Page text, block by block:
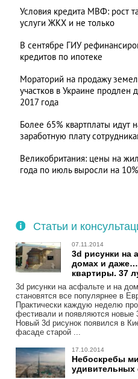
Условия кредита МВФ: рост
услуги ЖКХ и не только
В сентябре ГИУ
кредитов по ипотеке
Мораторий на продажу
участков в Украине продлен
2017 года
Более 65% квартплаты идут
заработную плату
Великобритания: цены на
года по июль выросли на
Статьи и
07.11.2014
3d рисунки на
домах и даже…
квартиры. 37
3d рисунки на асфальте и на
становятся все популярнее в
Практически каждую неделю
фестивали и появляются новые
Новый 3d рисунок появился в
фасаде старой ...
17.10.2014
Небоскребы
удивительных